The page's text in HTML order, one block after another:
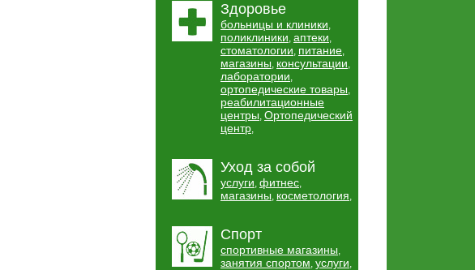
Здоровье
больницы и клиники,
поликлиники, аптеки,
стоматологии, питание,
магазины, консультации,
лаборатории,
ортопедические товары,
реабилитационные
центры, Ортопедический
центр,
Уход за собой
услуги, фитнес,
магазины, косметология,
Спорт
спортивные магазины,
занятия спортом, услуги,